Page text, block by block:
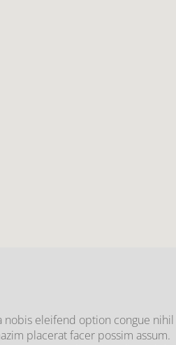
eleifend option congue nihil
placerat facer possim assum.